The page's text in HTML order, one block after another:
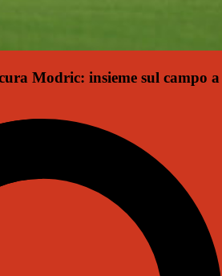
Modric: insieme sul campo a